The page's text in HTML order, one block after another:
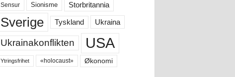
Sensur Sionisme Storbritannia
Sverige Tyskland Ukraina
Ukrainakonflikten USA
Ytringsfrihet «holocaust» Økonomi